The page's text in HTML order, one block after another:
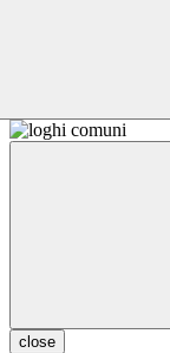
close